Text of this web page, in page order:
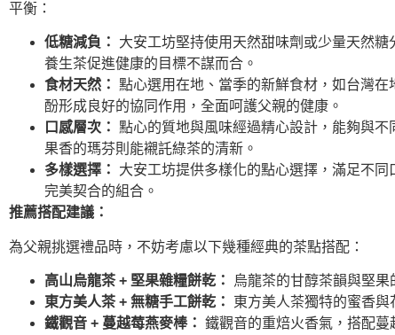
平衡：
低糖減負：
大安工坊堅持使用天然甜味劑或少量天然
養生茶促進健康的目標不謀而合。
食材天然： 點心選用在地、當季的新鮮食材，如台灣
酚形成良好的協同作用，全面呵護父親的健康。
口感層次： 點心的質地與風味經過精心設計，能夠與
果香的瑪芬則能襯託綠茶的清新。
多樣選擇：
大安工坊提供多樣化的點心選擇，滿足不
完美契合的組合。
推薦搭配建議：
為父親挑選禮品時，不妨考慮以下幾種經典的茶點搭配：
高山烏龍茶 + 堅果雜糧餅乾：
烏龍茶的甘醇茶韻與堅
東方美人茶 + 無糖手工餅乾：
東方美人茶獨特的蜜香
鐵觀音 + 蔓越莓燕麥棒： 鐵觀音的重焙火香氣，搭配